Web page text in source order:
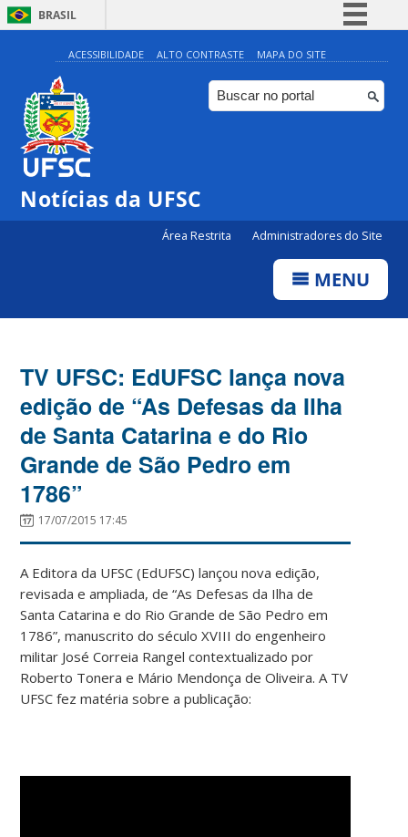
BRASIL
Simplifique!
Comunica BR
Participe
ACESSIBILIDADE ALTO CONTRASTE MAPA DO SITE
Notícias da UFSC
Área Restrita Administradores do Site
MENU
TV UFSC: EdUFSC lança nova
edição de “As Defesas da Ilha
de Santa Catarina e do Rio
Grande de São Pedro em
1786”
17/07/2015 17:45
A Editora da UFSC (EdUFSC) lançou nova edição,
revisada e ampliada, de “As Defesas da Ilha de
Santa Catarina e do Rio Grande de São Pedro em
1786”, manuscrito do século XVIII do engenheiro
militar José Correia Rangel contextualizado por
Roberto Tonera e Mário Mendonça de Oliveira. A TV
UFSC fez matéria sobre a publicação: